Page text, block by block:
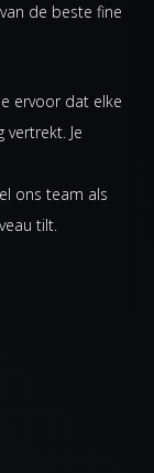
de beste fine
ervoor dat elke
Je
ons team als
tilt.